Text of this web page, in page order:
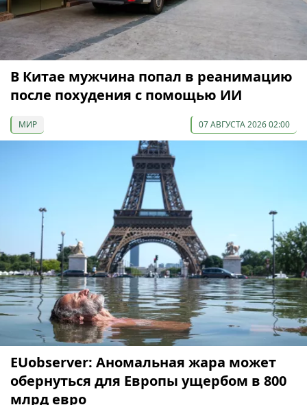
В Китае мужчина попал в реанимацию
после похудения с помощью ИИ
МИР 07 АВГУСТА 2026 02:00
EUobserver: Аномальная жара может
обернуться для Европы ущербом в 800
млрд евро